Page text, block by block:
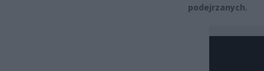
podejrzanych.